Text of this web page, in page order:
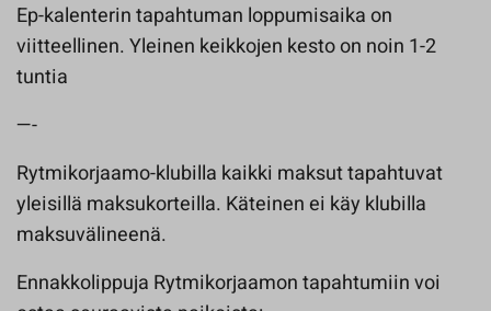
Ep-kalenterin tapahtuman loppumisaika on
viitteellinen. Yleinen keikkojen kesto on noin 1-2
tuntia
—-
Rytmikorjaamo-klubilla kaikki maksut tapahtuvat
yleisillä maksukorteilla. Käteinen ei käy klubilla
maksuvälineenä.
Ennakkolippuja Rytmikorjaamon tapahtumiin voi